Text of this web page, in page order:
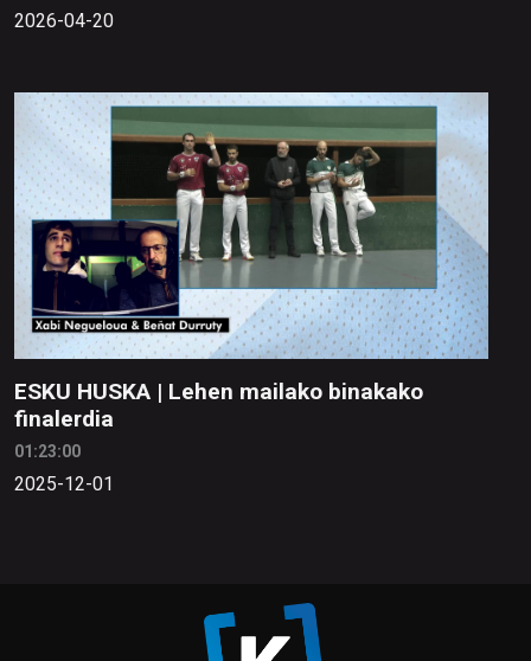
2026-04-20
ESKU HUSKA | Lehen mailako binakako
finalerdia
01:23:00
2025-12-01